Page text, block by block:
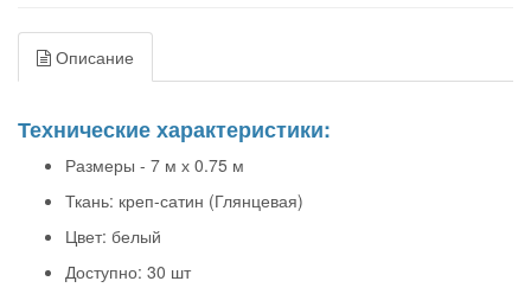
Описание
Технические характеристики:
Размеры - 7 м х 0.75 м
Ткань: креп-сатин (Глянцевая)
Цвет: белый
Доступно: 30 шт